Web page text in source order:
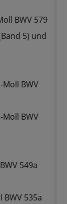
BWV 579
5) und
Moll BWV
Moll BWV
549a
535a